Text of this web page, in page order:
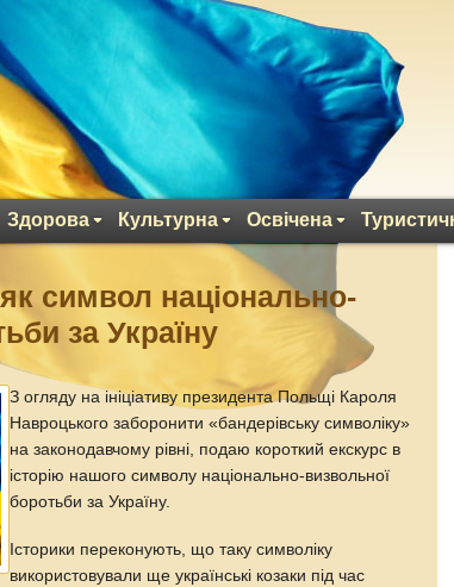
Здорова Культурна Освічена
символ національно-
за Україну
З огляду на ініціативу президента Польщі Кароля
Навроцького заборонити «бандерівську символіку»
на законодавчому рівні, подаю короткий екскурс в
історію нашого символу національно-визвольної
боротьби за Україну.
Історики переконують, що таку символіку
використовували ще українські козаки під час